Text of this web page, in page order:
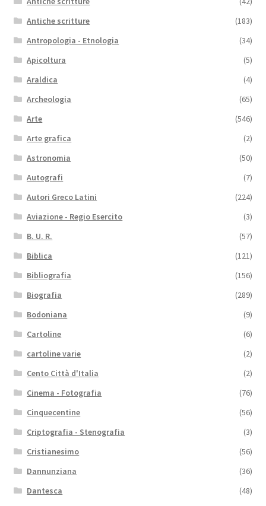
Antiche scritture
(183)
Antropologia - Etnologia
(34)
Apicoltura
(5)
Araldica
(4)
Archeologia
(65)
Arte
(546)
Arte grafica
(2)
Astronomia
(50)
Autografi
(7)
Autori Greco Latini
(224)
Aviazione - Regio Esercito
(3)
B. U. R.
(57)
Biblica
(121)
Bibliografia
(156)
Biografia
(289)
Bodoniana
(9)
Cartoline
(6)
cartoline varie
(2)
Cento Città d'Italia
(2)
Cinema - Fotografia
(76)
Cinquecentine
(56)
Criptografia - Stenografia
(3)
Cristianesimo
(56)
Dannunziana
(36)
Dantesca
(48)